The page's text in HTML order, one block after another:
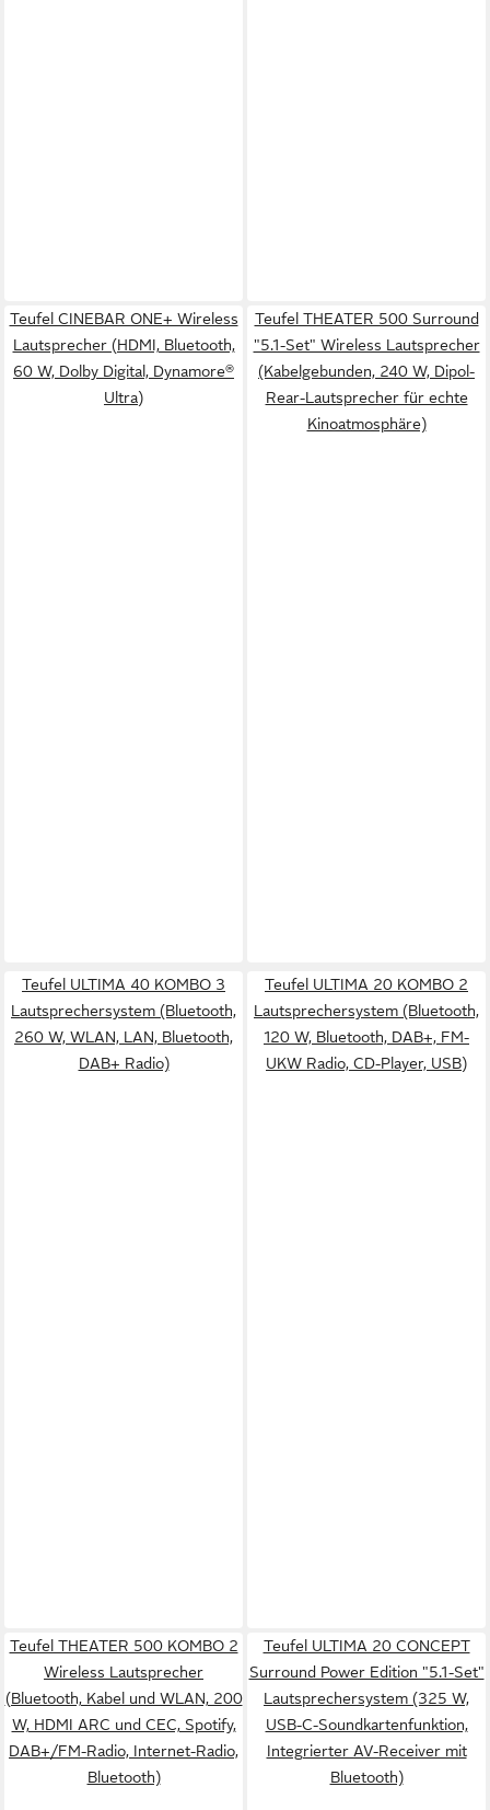
Teufel CINEBAR ONE+ Wireless
Lautsprecher (HDMI, Bluetooth,
60 W, Dolby Digital, Dynamore®
Ultra)
Teufel THEATER 500 Surround
"5.1-Set" Wireless Lautsprecher
(Kabelgebunden, 240 W, Dipol-
Rear-Lautsprecher für echte
Kinoatmosphäre)
Teufel ULTIMA 40 KOMBO 3
Lautsprechersystem (Bluetooth,
260 W, WLAN, LAN, Bluetooth,
DAB+ Radio)
Teufel ULTIMA 20 KOMBO 2
Lautsprechersystem (Bluetooth,
120 W, Bluetooth, DAB+, FM-
UKW Radio, CD-Player, USB)
Teufel THEATER 500 KOMBO 2
Wireless Lautsprecher
(Bluetooth, Kabel und WLAN, 200
W, HDMI ARC und CEC, Spotify,
DAB+/FM-Radio, Internet-Radio,
Bluetooth)
Teufel ULTIMA 20 CONCEPT
Surround Power Edition "5.1-Set"
Lautsprechersystem (325 W,
USB-C-Soundkartenfunktion,
Integrierter AV-Receiver mit
Bluetooth)